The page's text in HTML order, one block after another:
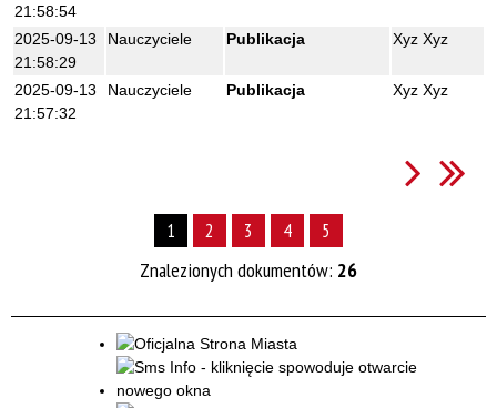
21:58:54
2025-09-13
21:58:29
Nauczyciele Publikacja Xyz Xyz
2025-09-13
21:57:32
Nauczyciele Publikacja Xyz Xyz
1 2 3 4
5
Znalezionych dokumentów: 26